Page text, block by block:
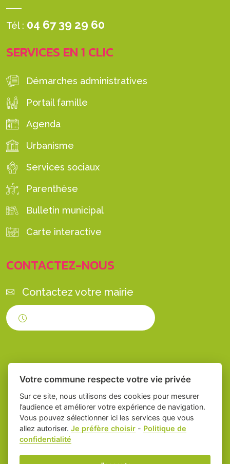
Tél : 04 67 39 29 60
SERVICES EN 1 CLIC
Démarches administratives
Portail famille
Agenda
Urbanisme
Services sociaux
Parenthèse
Bulletin municipal
Carte interactive
CONTACTEZ-NOUS
Contactez votre mairie
Place du village la solution web et appli
des collectivités
-
Mentions légales- Gestion des cookies
Votre commune respecte votre vie privée
Sur ce site, nous utilisons des cookies pour mesurer
l’audience et améliorer votre expérience de navigation.
Vous pouvez sélectionner ici les services que vous
allez autoriser.Je préfère choisir - Politique de
confidentialité